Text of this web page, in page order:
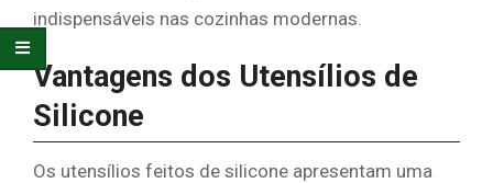
indispensáveis nas cozinhas modernas.
Vantagens dos Utensílios de
Silicone
Os utensílios feitos de silicone apresentam uma